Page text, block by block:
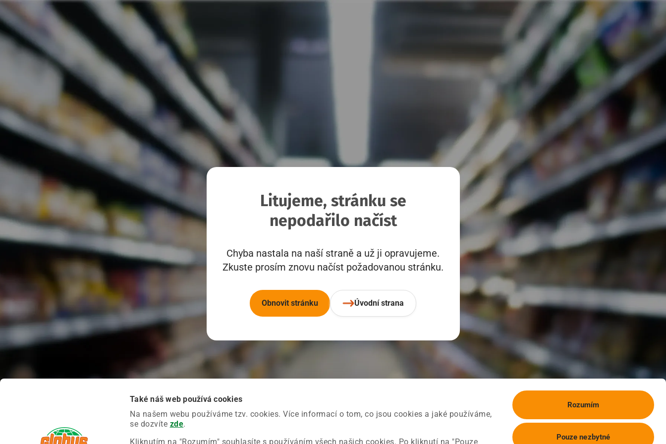
Také náš web používá cookies
Na našem webu používáme tzv. cookies. Více informací o tom, co jsou cookies a jaké používáme,
se dozvíte zde.
Kliknutím na "Rozumím" souhlasíte s používáním všech našich cookies. Po kliknutí na "Pouze
Rozumím
Pouze nezbytné
Litujeme, stránku se
nepodařilo načíst
Chyba nastala na naší straně a už ji opravujeme.
Zkuste prosím znovu načíst požadovanou stránku.
Obnovit stránku Úvodní strana